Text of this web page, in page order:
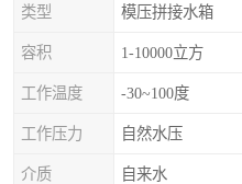
类型 模压拼接水箱
容积 1-10000立方
工作温度 -30~100度
工作压力 自然水压
介质 自来水